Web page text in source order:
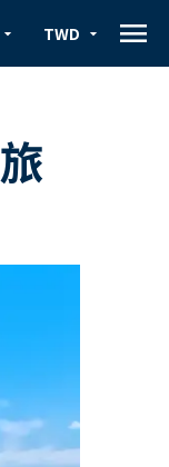
arrow_drop_down arrow_drop_down
TWD menu